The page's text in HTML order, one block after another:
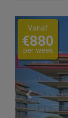
Previous
Vanaf
€880
per week